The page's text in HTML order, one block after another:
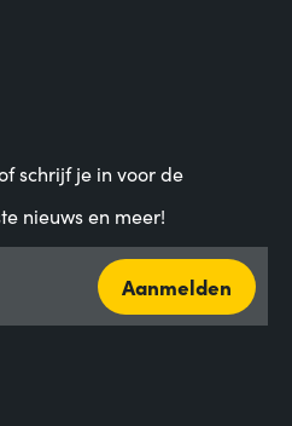
schrijf je in voor de
nieuws en meer!
Aanmelden